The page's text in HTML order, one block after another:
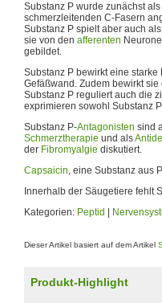
Substanz P wurde zunächst als
schmerzleitenden C-Fasern
Substanz P spielt aber auch
sie von den afferenten
gebildet.
Substanz P bewirkt eine starke
Gefäßwand. Zudem bewirkt
Substanz P reguliert auch die
exprimieren sowohl Substanz
Substanz P-Antagonisten sind
Schmerztherapie und als
der Fibromyalgie diskutiert.
Capsaicin, eine Substanz aus
Innerhalb der Säugetiere fehlt
Kategorien: Peptid
Dieser Artikel basiert auf dem Artikel
Produkt-Highlight